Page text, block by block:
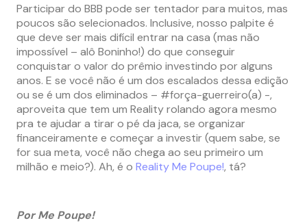
Participar do BBB pode ser tentador para muitos, mas
poucos são selecionados. Inclusive, nosso palpite é
que deve ser mais difícil entrar na casa (mas não
impossível – alô Boninho!) do que conseguir
conquistar o valor do prêmio investindo por alguns
anos. E se você não é um dos escalados dessa edição
ou se é um dos eliminados – #força-guerreiro(a) -,
aproveita que tem um Reality rolando agora mesmo
pra te ajudar a tirar o pé da jaca, se organizar
financeiramente e começar a investir (quem sabe, se
for sua meta, você não chega ao seu primeiro um
milhão e meio?). Ah, é o Reality Me Poupe!, tá?
Por Me Poupe!